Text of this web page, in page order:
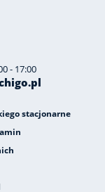
- 17:00
stacjonarne